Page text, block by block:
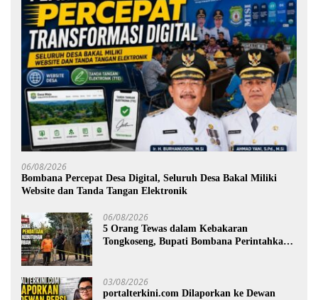
06/08/2026
Bombana Percepat Desa Digital, Seluruh Desa Bakal Miliki
Website dan Tanda Tangan Elektronik
06/08/2026
5 Orang Tewas dalam Kebakaran
Tongkoseng, Bupati Bombana Perintahkan
03/08/2026
portalterkini.com Dilaporkan ke Dewan